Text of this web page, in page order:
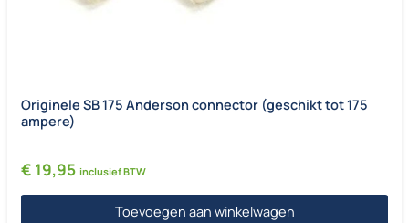
Originele SB 175 Anderson connector (geschikt tot 175
ampere)
€ 19,95 inclusief BTW
Toevoegen aan winkelwagen